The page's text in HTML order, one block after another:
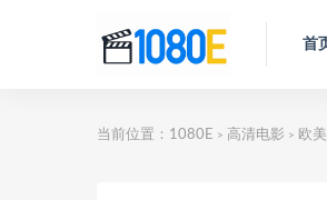
首
当前位置： 1080E > 高清电影 > 欧美